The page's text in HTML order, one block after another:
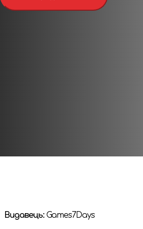
Всім відомо, що карти є найбільш
Видавець: Games7Days